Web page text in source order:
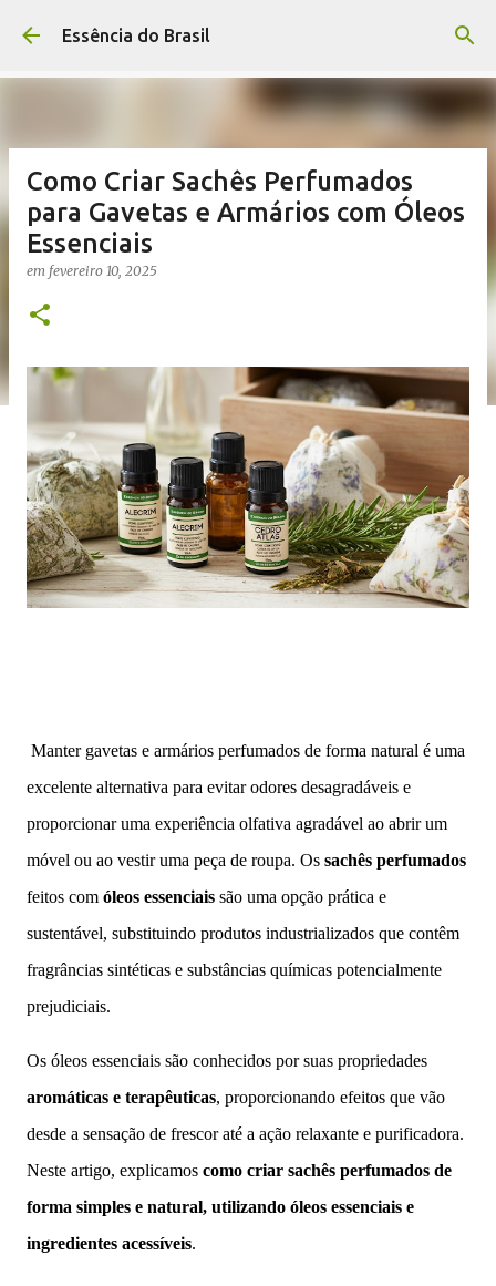
Pular para o conteúdo principal
Essência do Brasil
Como Criar Sachês Perfumados
para Gavetas e Armários com Óleos
Essenciais
em fevereiro 10, 2025
Manter gavetas e armários perfumados de forma natural é uma
excelente alternativa para evitar odores desagradáveis e
proporcionar uma experiência olfativa agradável ao abrir um
móvel ou ao vestir uma peça de roupa. Os sachês perfumados
feitos com óleos essenciais são uma opção prática e
sustentável, substituindo produtos industrializados que contêm
fragrâncias sintéticas e substâncias químicas potencialmente
prejudiciais.
Os óleos essenciais são conhecidos por suas propriedades
aromáticas e terapêuticas, proporcionando efeitos que vão
desde a sensação de frescor até a ação relaxante e purificadora.
Neste artigo, explicamos como criar sachês perfumados de
forma simples e natural, utilizando óleos essenciais e
ingredientes acessíveis.